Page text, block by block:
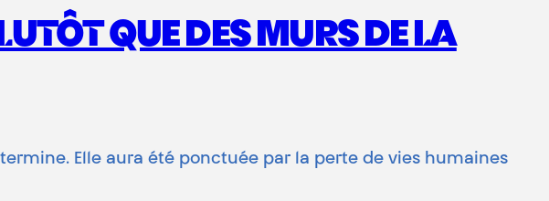
QUE DES MURS DE LA
Elle aura été ponctuée par la perte de vies humaines